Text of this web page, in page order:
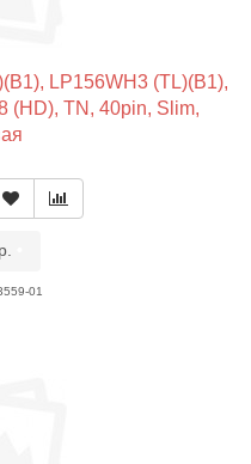
LP156WH3 (TL)(B1),
(HD), TN, 40pin, Slim,
01